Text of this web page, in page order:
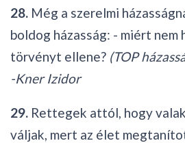
28. Még a szerelmi
boldog házasság: - miért nem
törvényt ellene? (TOP
-Kner Izidor
29. Rettegek attól, hogy
váljak, mert az élet